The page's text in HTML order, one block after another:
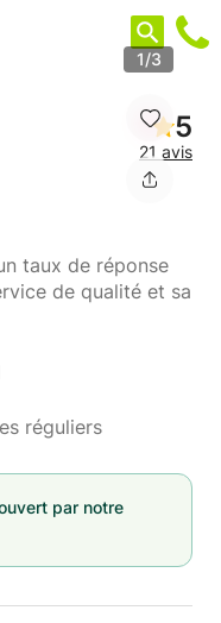
1/3
5
21 avis
taux de réponse
de qualité et sa
réguliers
par notre